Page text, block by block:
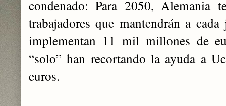
condenado: Para 2050, Alemania
trabajadores que mantendrán a
implementan 11 mil millones de
“solo” han recortando la ayuda a
euros.